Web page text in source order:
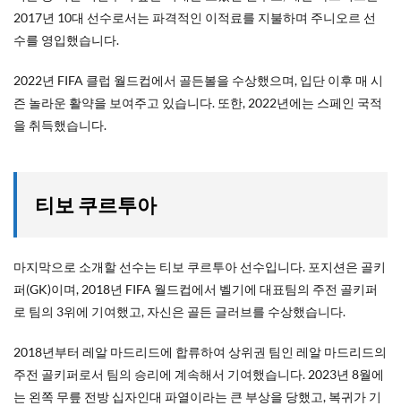
2017년 10대 선수로서는 파격적인 이적료를 지불하며 주니오르 선
수를 영입했습니다.
2022년 FIFA 클럽 월드컵에서 골든볼을 수상했으며, 입단 이후 매 시
즌 놀라운 활약을 보여주고 있습니다. 또한, 2022년에는 스페인 국적
을 취득했습니다.
티보 쿠르투아
마지막으로 소개할 선수는 티보 쿠르투아 선수입니다. 포지션은 골키
퍼(GK)이며, 2018년 FIFA 월드컵에서 벨기에 대표팀의 주전 골키퍼
로 팀의 3위에 기여했고, 자신은 골든 글러브를 수상했습니다.
2018년부터 레알 마드리드에 합류하여 상위권 팀인 레알 마드리드의
주전 골키퍼로서 팀의 승리에 계속해서 기여했습니다. 2023년 8월에
는 왼쪽 무릎 전방 십자인대 파열이라는 큰 부상을 당했고, 복귀가 기